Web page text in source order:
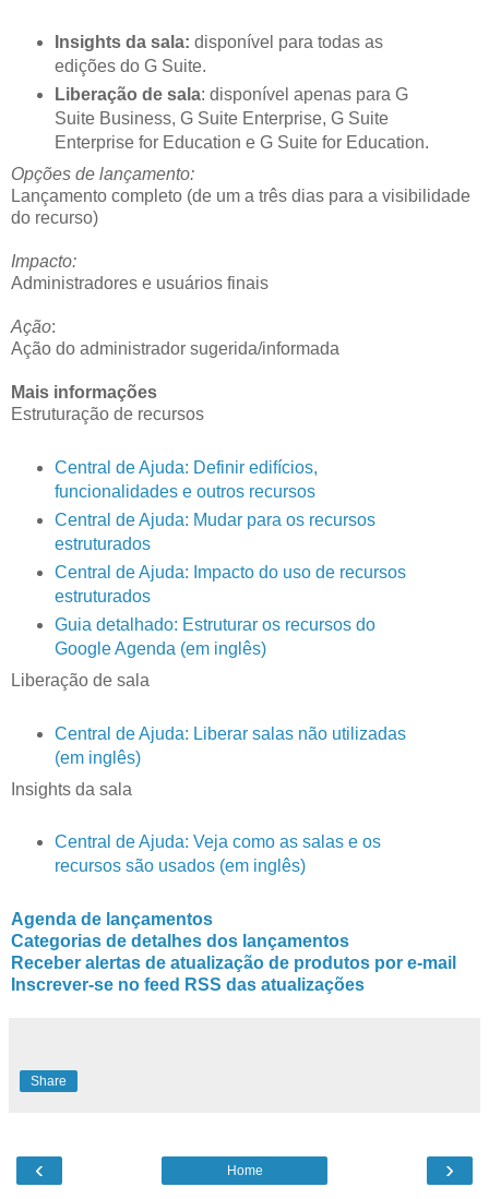
Insights da sala: disponível para todas as
edições do G Suite.
Liberação de sala: disponível apenas para G
Suite Business, G Suite Enterprise, G Suite
Enterprise for Education e G Suite for Education.
Opções de lançamento:
Lançamento completo (de um a três dias para a visibilidade
do recurso)
Impacto:
Administradores e usuários finais
Ação:
Ação do administrador sugerida/informada
Mais informações
Estruturação de recursos
Central de Ajuda: Definir edifícios,
funcionalidades e outros recursos
Central de Ajuda: Mudar para os recursos
estruturados
Central de Ajuda: Impacto do uso de recursos
estruturados
Guia detalhado: Estruturar os recursos do
Google Agenda (em inglês)
Liberação de sala
Central de Ajuda: Liberar salas não utilizadas
(em inglês)
Insights da sala
Central de Ajuda: Veja como as salas e os
recursos são usados (em inglês)
Agenda de lançamentos
Categorias de detalhes dos lançamentos
Receber alertas de atualização de produtos por e-mail
Inscrever-se no feed RSS das atualizações
Share
‹ ›
Home